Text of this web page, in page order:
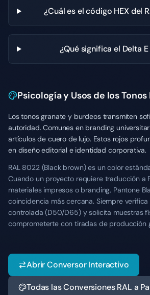
¿Cuál es el código HEX del
¿Qué significa el Delta E
Psicología y Usos de los
Los tonos granate y burdeos transmiten
autoridad. Comunes en branding
artículos de cuero de lujo. Estos rojos
en diseño editorial e identidad corporativa.
RAL 8022 (Black brown) es un color
Cuando un proyecto requiere traducción a
materiales impresos o branding, Pantone
coincidencia más cercana. Siempre
controlada (D50/D65) y solicita muestras
comprometerte con tiradas de producción
Abrir Conversor Interactivo
Todas las Conversiones RAL a